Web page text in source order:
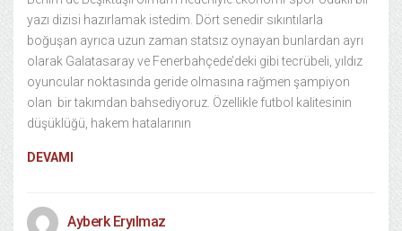
yazı dizisi hazırlamak istedim. Dört senedir sıkıntılarla
boğuşan ayrıca uzun zaman statsız oynayan bunlardan ayrı
olarak Galatasaray ve Fenerbahçede’deki gibi tecrübeli, yıldız
oyuncular noktasında geride olmasına rağmen şampiyon
olan bir takımdan bahsediyoruz. Özellikle futbol kalitesinin
düşüklüğü, hakem hatalarının
DEVAMI
Ayberk Eryılmaz